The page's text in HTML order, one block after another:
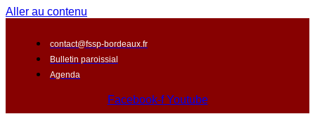
Aller au contenu
contact@fssp-bordeaux.fr
Bulletin paroissial
Agenda
Facebook-f Youtube